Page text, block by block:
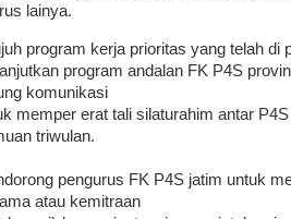
lainya.
program kerja prioritas yang telah di
program andalan FK P4S
komunikasi
memper erat tali silaturahim antar
triwulan.
pengurus FK P4S jatim untuk
atau kemitraan